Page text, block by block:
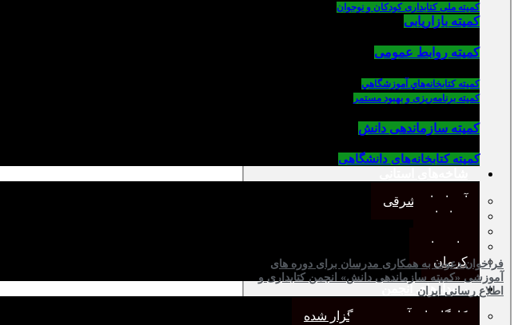
کمیته ملی کتابداری کودکان و نوجوان
کمیته بازاریابی
کمیته روابط عمومی
كميته كتابخانه‌هاي آموزشگاهي
کمیته برنامه‌ریزی و بهبود مستمر
کمیته سازماندهی دانش
کمیته کتابخانه‌های دانشگاهی
آذربایجان شرقی
خراسان
مازندران
کرمان
رویدادهای انجمن
کارگاههای آموزشی برگزار شده
فراخوان دعوت به همکاری مدرسان برای دوره های
آموزشی «کمیته سازماندهی دانش» انجمن کتابداری و
اطلاع رسانی ایران